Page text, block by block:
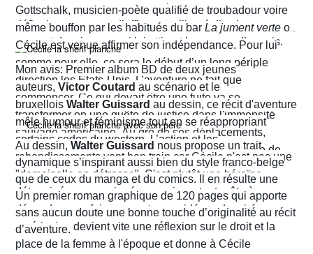
aux conventions sociales de l'époque, elle ne cesse de
défier les normes et d’affirmer sa liberté d’action en
prenant des risques qui lui attirent beaucoup d’ennuis.
Gottschalk, musicien-poète qualifié de troubadour voire
même bouffon par les habitués du bar La jument verte où
Cécile est venue affirmer son indépendance. Pour lui
comme pour elle, ce sera le début d’un long périple
direction les États-Unis. L’aventure ne fait que
commencer. Ce qui devait être une fuite va se
transformer en une quête de justice dans l'immensité
sauvage américaine. Au gré de ses déplacements,
Cécile finira contre toute attente par troquer la robe de
juriste contre l'étoile de shérif…
Mon avis: Premier album BD de deux jeunes
auteurs, Victor Coutard au scénario et le
bruxellois Walter Guissard au dessin, ce récit d'aventure
mêle humour et féminisme tout en se réappropriant
certains codes du western. L’action et les
rebondissements vont bon train car Cécile n'est pas une
"demoiselle en détresse". C'est plutôt une héroïne
déterminée, un peu ingénue mais surtout prête à en
découdre pour faire respecter ses idéaux. La virée
américaine devient vite une réflexion sur le droit et la
place de la femme à l'époque et donne à Cécile
Au dessin, Walter Guissard nous propose un trait
dynamique s’inspirant aussi bien du style franco-belge
que de ceux du manga et du comics. Il en résulte une
narration visuelle hyper dynamique privilégiant le
mouvement et l'énergie, c'est le moins que l'on puisse
dire.
Un premier roman graphique de 120 pages qui apporte
sans aucun doute une bonne touche d’originalité au récit
d’aventure.